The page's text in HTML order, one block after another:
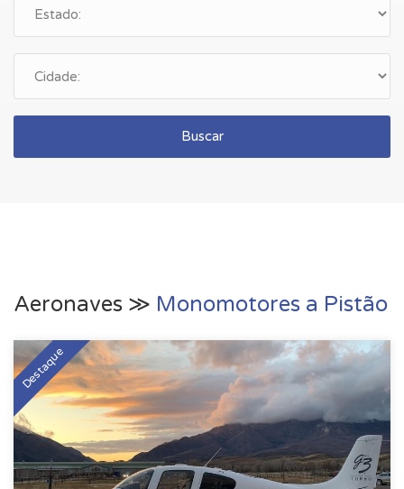
Buscar
Aeronaves ≫ Monomotores a Pistão
Destaque